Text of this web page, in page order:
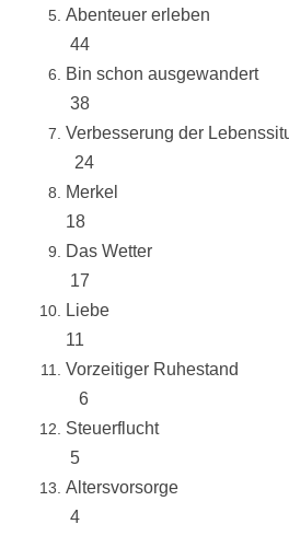
44
Bin schon
38
Verbesserung der
24
18
Das
17
11
Vorzeitiger
6
5
4